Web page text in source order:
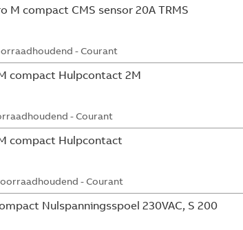
compact CMS sensor 20A TRMS
- Courant
compact Hulpcontact 2M
- Courant
compact Hulpcontact
- Courant
Nulspanningsspoel 230VAC, S 200